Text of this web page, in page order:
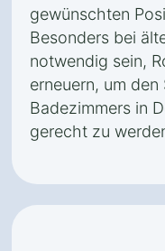
gewünschten
Besonders bei
notwendig sein,
erneuern, um
Badezimmers in
gerecht zu